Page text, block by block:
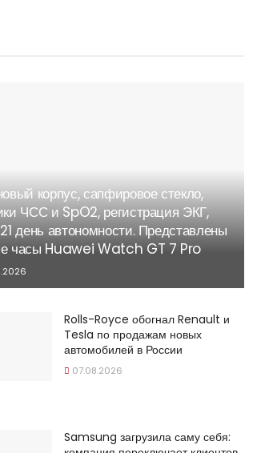
корпус, сапфировое стекло,
ЧСС и SpO2, регистрация ЭКГ,
день автономности. Представлены
часы Huawei Watch GT 7 Pro
Rolls-Royce обогнал Renault и
Tesla по продажам новых
автомобилей в России
07.08.2026
Samsung загрузила саму себя: